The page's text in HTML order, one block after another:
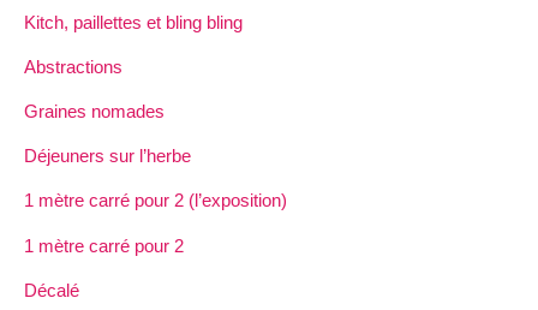
Kitch, paillettes et bling bling
Abstractions
Graines nomades
Déjeuners sur l’herbe
1 mètre carré pour 2 (l’exposition)
1 mètre carré pour 2
Décalé